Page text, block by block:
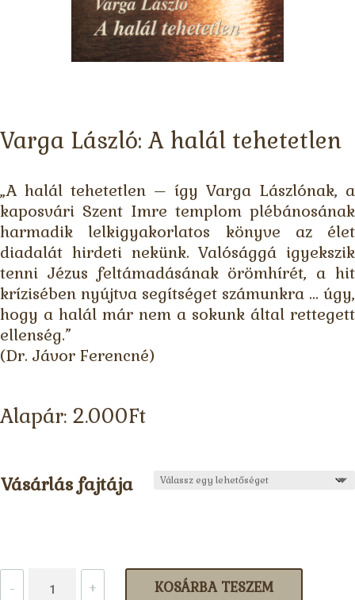
Varga László: A halál tehetetlen
„A halál tehetetlen – így Varga Lászlónak, a
kaposvári Szent Imre templom plébánosának
harmadik lelkigyakorlatos könyve az élet
diadalát hirdeti nekünk. Valósággá igyekszik
tenni Jézus feltámadásának örömhírét, a hit
krízisében nyújtva segítséget számunkra … úgy,
hogy a halál már nem a sokunk által rettegett
ellenség.”
(Dr. Jávor Ferencné)
Alapár: 2.000Ft
Vásárlás fajtája
- Varga + KOSÁRBA TESZEM